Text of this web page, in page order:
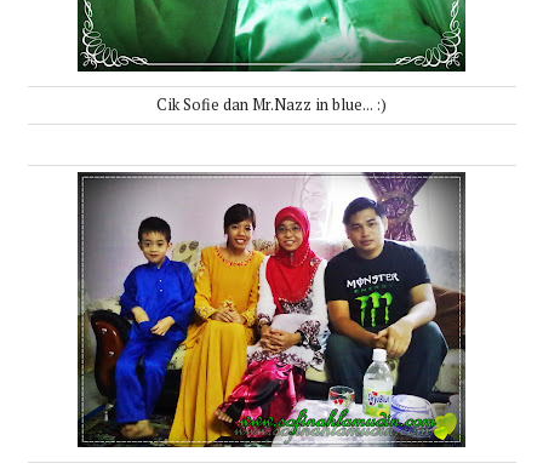
Cik Sofie dan Mr.Nazz in blue... :)